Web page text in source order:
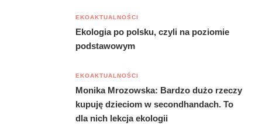
EKOAKTUALNOŚCI
Ekologia po polsku, czyli na poziomie
podstawowym
EKOAKTUALNOŚCI
Monika Mrozowska: Bardzo dużo rzeczy
kupuję dzieciom w secondhandach. To
dla nich lekcja ekologii